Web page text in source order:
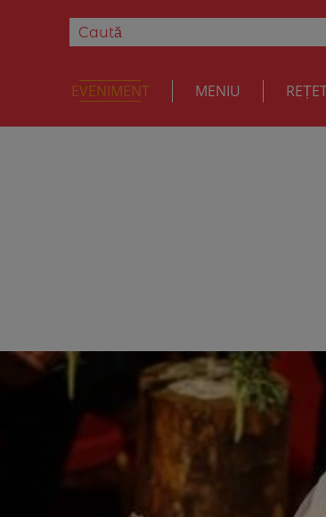
EVENIMENT MENIU